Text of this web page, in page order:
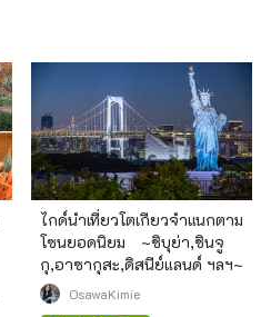
ไกด์นำเที่ยวโตเกียวจำแนกตาม
โซนยอดนิยม ~ชิบุย่า,ชินจู
กุ,อาซากุสะ,ดิสนีย์แลนด์ ฯลฯ~
OsawaKimie